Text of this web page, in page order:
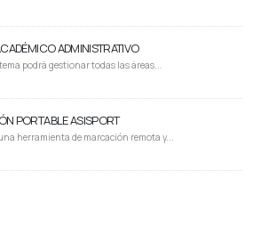
ADMINISTRATIVO
podrá gestionar todas las áreas...
PORTABLE ASISPORT
herramienta de marcación remota y...